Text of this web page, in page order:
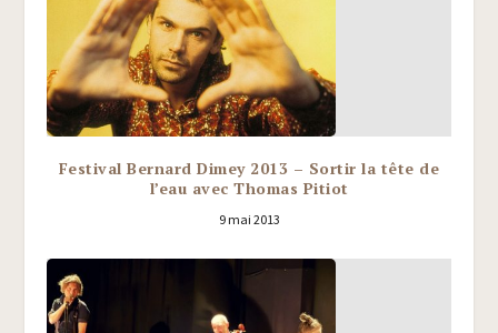
Festival Bernard Dimey 2013 – Sortir la tête de
l’eau avec Thomas Pitiot
9 mai 2013